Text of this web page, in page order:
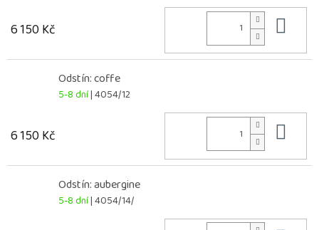
6 150 Kč
Odstín: coffe
5-8 dní| 4054/12
6 150 Kč
Odstín: aubergine
5-8 dní| 4054/14/